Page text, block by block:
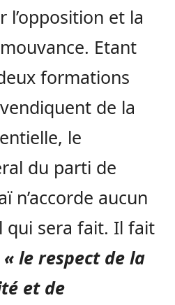
l’opposition et la
Etant
formations
de la
le
du parti de
n’accorde aucun
qui sera fait. Il fait
« le respect de la
et de